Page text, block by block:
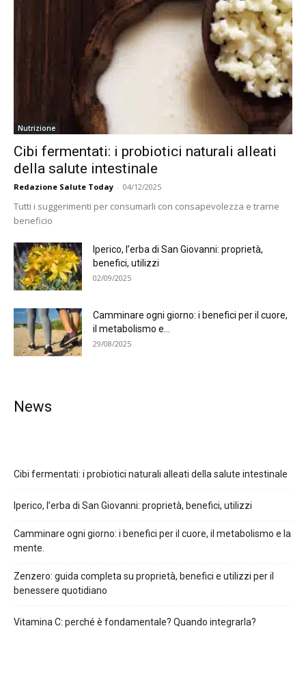
Nutrizione
Cibi fermentati: i probiotici naturali alleati
della salute intestinale
Redazione Salute Today - 04/12/2025
Tutti i suggerimenti per consumarli con consapevolezza e trarne
beneficio
Iperico, l’erba di San Giovanni: proprietà,
benefici, utilizzi
02/09/2025
Camminare ogni giorno: i benefici per il cuore,
il metabolismo e...
29/08/2025
News
Cibi fermentati: i probiotici naturali alleati della salute intestinale
Iperico, l’erba di San Giovanni: proprietà, benefici, utilizzi
Camminare ogni giorno: i benefici per il cuore, il metabolismo e la
mente.
Zenzero: guida completa su proprietà, benefici e utilizzi per il
benessere quotidiano
Vitamina C: perché è fondamentale? Quando integrarla?